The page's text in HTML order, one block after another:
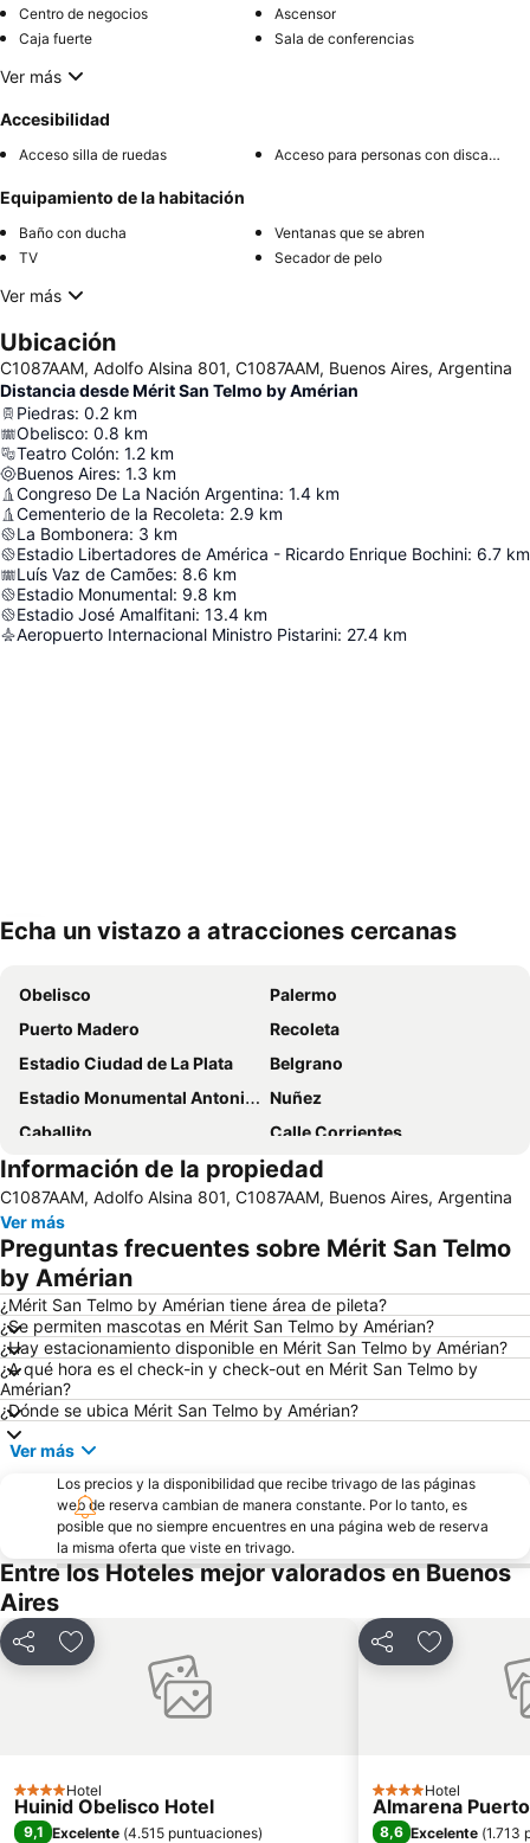
Centro de negocios
Ascensor
Caja fuerte
Sala de conferencias
Ver más
Accesibilidad
Acceso silla de ruedas Acceso para personas con discapacidad
Equipamiento de la habitación
Baño con ducha
Ventanas que se abren
TV
Secador de pelo
Ver más
Ubicación
C1087AAM, Adolfo Alsina 801, C1087AAM, Buenos Aires, Argentina
Distancia desde Mérit San Telmo by Amérian
Piedras: 0.2 km
Obelisco: 0.8 km
Teatro Colón: 1.2 km
Buenos Aires: 1.3 km
Congreso De La Nación Argentina: 1.4 km
Cementerio de la Recoleta: 2.9 km
La Bombonera: 3 km
Estadio Libertadores de América - Ricardo Enrique Bochini: 6.7 km
Luís Vaz de Camões: 8.6 km
Estadio Monumental: 9.8 km
Estadio José Amalfitani: 13.4 km
Aeropuerto Internacional Ministro Pistarini: 27.4 km
Echa un vistazo a atracciones cercanas
Obelisco
Palermo
Puerto Madero
Recoleta
Estadio Ciudad de La Plata
Belgrano
Estadio Monumental Antonio Vespucio Liberti
Nuñez
Caballito
Calle Corrientes
Retiro
Parque de la Costa
Aeroparque Jorge Newbery
Avenida 9 de Julio
El Once
Temaikén
Barrio San Telmo
Delta el Tigre
Parque Patricios
Alto Palermo Shopping
Calle Florida
Barrio Chino
Aeropuerto Internacional de Ezeiza Ministro Pistarini
Villa Crespo
Teatro Gran Rex
Abasto Shopping
La Rural Exhibition and Convention Centre
San Nicolás
Hipódromo de Palermo
Avenida Figueroa Alcorta
Villa Devoto
Congreso de la Nacion
Barrio de la Boca
Avenida del Libertador
Avenida Callao
Terminal de Ómnibus de Retiro
Cementerio de la Recoleta
Parque Avellaneda
Avenida de Mayo
Buenos Aires Metropolitan Cathedral
Galerías Pacífico
Información de la propiedad
C1087AAM, Adolfo Alsina 801, C1087AAM, Buenos Aires, Argentina
Ver más
Preguntas frecuentes sobre Mérit San Telmo
by Amérian
¿Mérit San Telmo by Amérian tiene área de pileta?
¿Se permiten mascotas en Mérit San Telmo by Amérian?
¿Hay estacionamiento disponible en Mérit San Telmo by Amérian?
¿A qué hora es el check-in y check-out en Mérit San Telmo by
Amérian?
¿Dónde se ubica Mérit San Telmo by Amérian?
Ver más
Los precios y la disponibilidad que recibe trivago de las páginas
web de reserva cambian de manera constante. Por lo tanto, es
posible que no siempre encuentres en una página web de reserva
la misma oferta que viste en trivago.
Entre los Hoteles mejor valorados en Buenos
Aires
CompartirAñadir a favoritos
4 Estrellas
Hotel
Huinid Obelisco Hotel
9,1 Excelente (4.515 puntuaciones)
CompartirAñadir a
4 Estrellas
Hotel
Almarena
8,6 Excelente (1.713